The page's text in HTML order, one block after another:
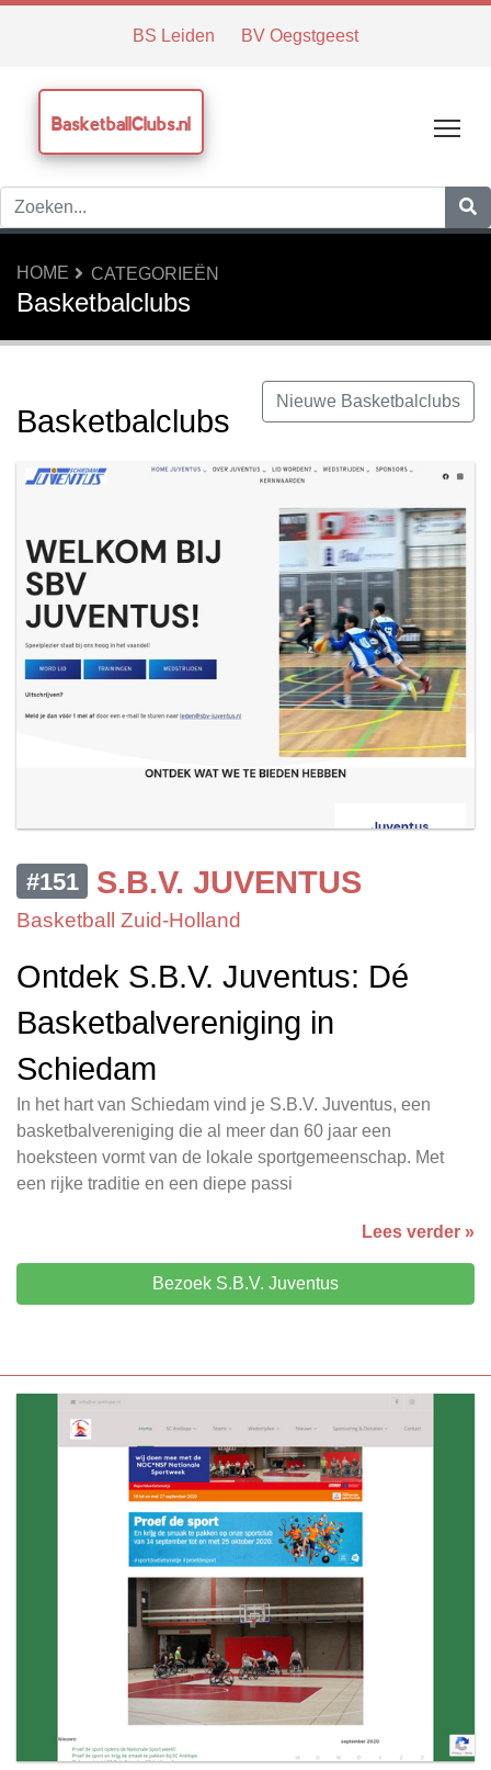
BS Leiden BV Oegstgeest
BasketballClubs.nl
HOME CATEGORIEËN
Basketbalclubs
Nieuwe Basketbalclubs
Basketbalclubs
#151 S.B.V. JUVENTUS
Basketball Zuid-Holland
Ontdek S.B.V. Juventus: Dé
Basketbalvereniging in
Schiedam
In het hart van Schiedam vind je S.B.V. Juventus, een
basketbalvereniging die al meer dan 60 jaar een
hoeksteen vormt van de lokale sportgemeenschap. Met
een rijke traditie en een diepe passi
Lees verder »
Bezoek S.B.V. Juventus